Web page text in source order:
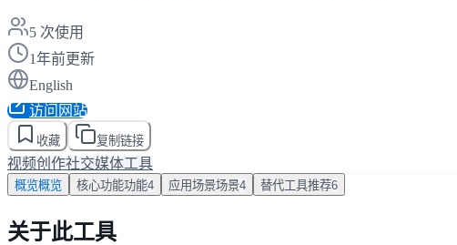
5 次使用
1年前更新
English
访问网站
收藏 复制链接
视频创作社交媒体工具
概览概览 核心功能功能4 应用场景场景4 替代工具推荐6
关于此工具